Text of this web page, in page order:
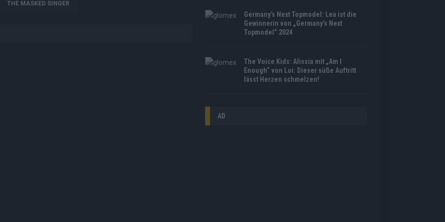
THE MASKED SINGER
Germany’s Next Topmodel: Lea ist die
Gewinnerin von „Germany’s Next
Topmodel“ 2024
The Voice Kids: Alissia mit „Am I
Enough“ von Loi: Dieser süße Auftritt
lässt Herzen schmelzen!
AD